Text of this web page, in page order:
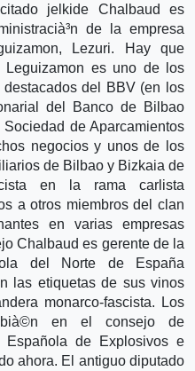
jelkide Chalbaud es
de la empresa
Lezuri. Hay que
Leguizamon es uno de los
del BBV (en los
del Banco de Bilbao
de Aparcamientos
negocios y unos de los
de Bilbao y Bizkaia de
en la rama carlista
a otros miembros del clan
en varias empresas
Chalbaud es gerente de la
del Norte de España
las etiquetas de sus vinos
monarco-fascista. Los
en el consejo de
Española de Explosivos e
ahora. El antiguo diputado